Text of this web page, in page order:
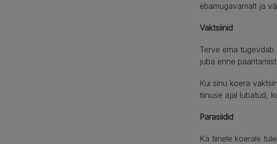
ebamugavamalt ja
Vaktsiinid
Terve ema
juba enne
Kui sinu koera
tiinuse ajal lubatud,
Parasiidid
Ka tiinele koerale